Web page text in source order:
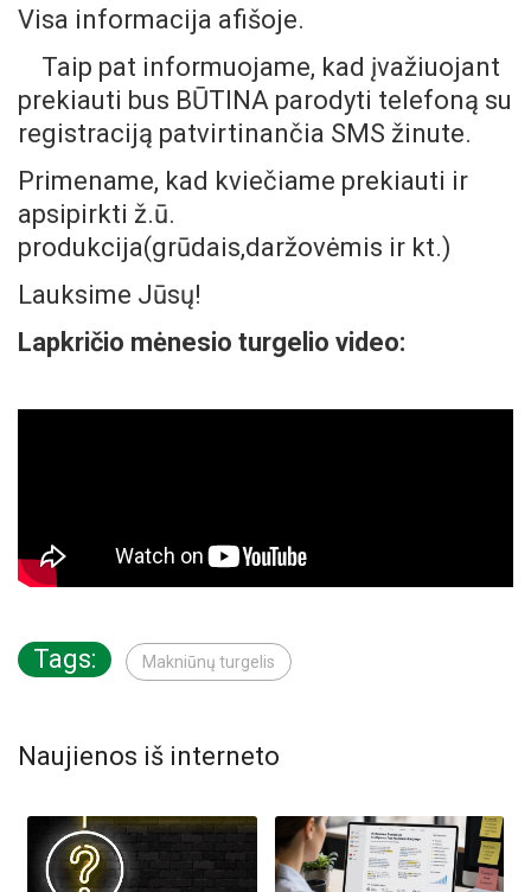
Visa informacija afišoje.
Taip pat informuojame, kad įvažiuojant
prekiauti bus BŪTINA parodyti telefoną su
registraciją patvirtinančia SMS žinute.
Primename, kad kviečiame prekiauti ir
apsipirkti ž.ū.
produkcija(grūdais,daržovėmis ir kt.)
Lauksime Jūsų!
Lapkričio mėnesio turgelio video:
Tags: Makniūnų turgelis
Naujienos iš interneto